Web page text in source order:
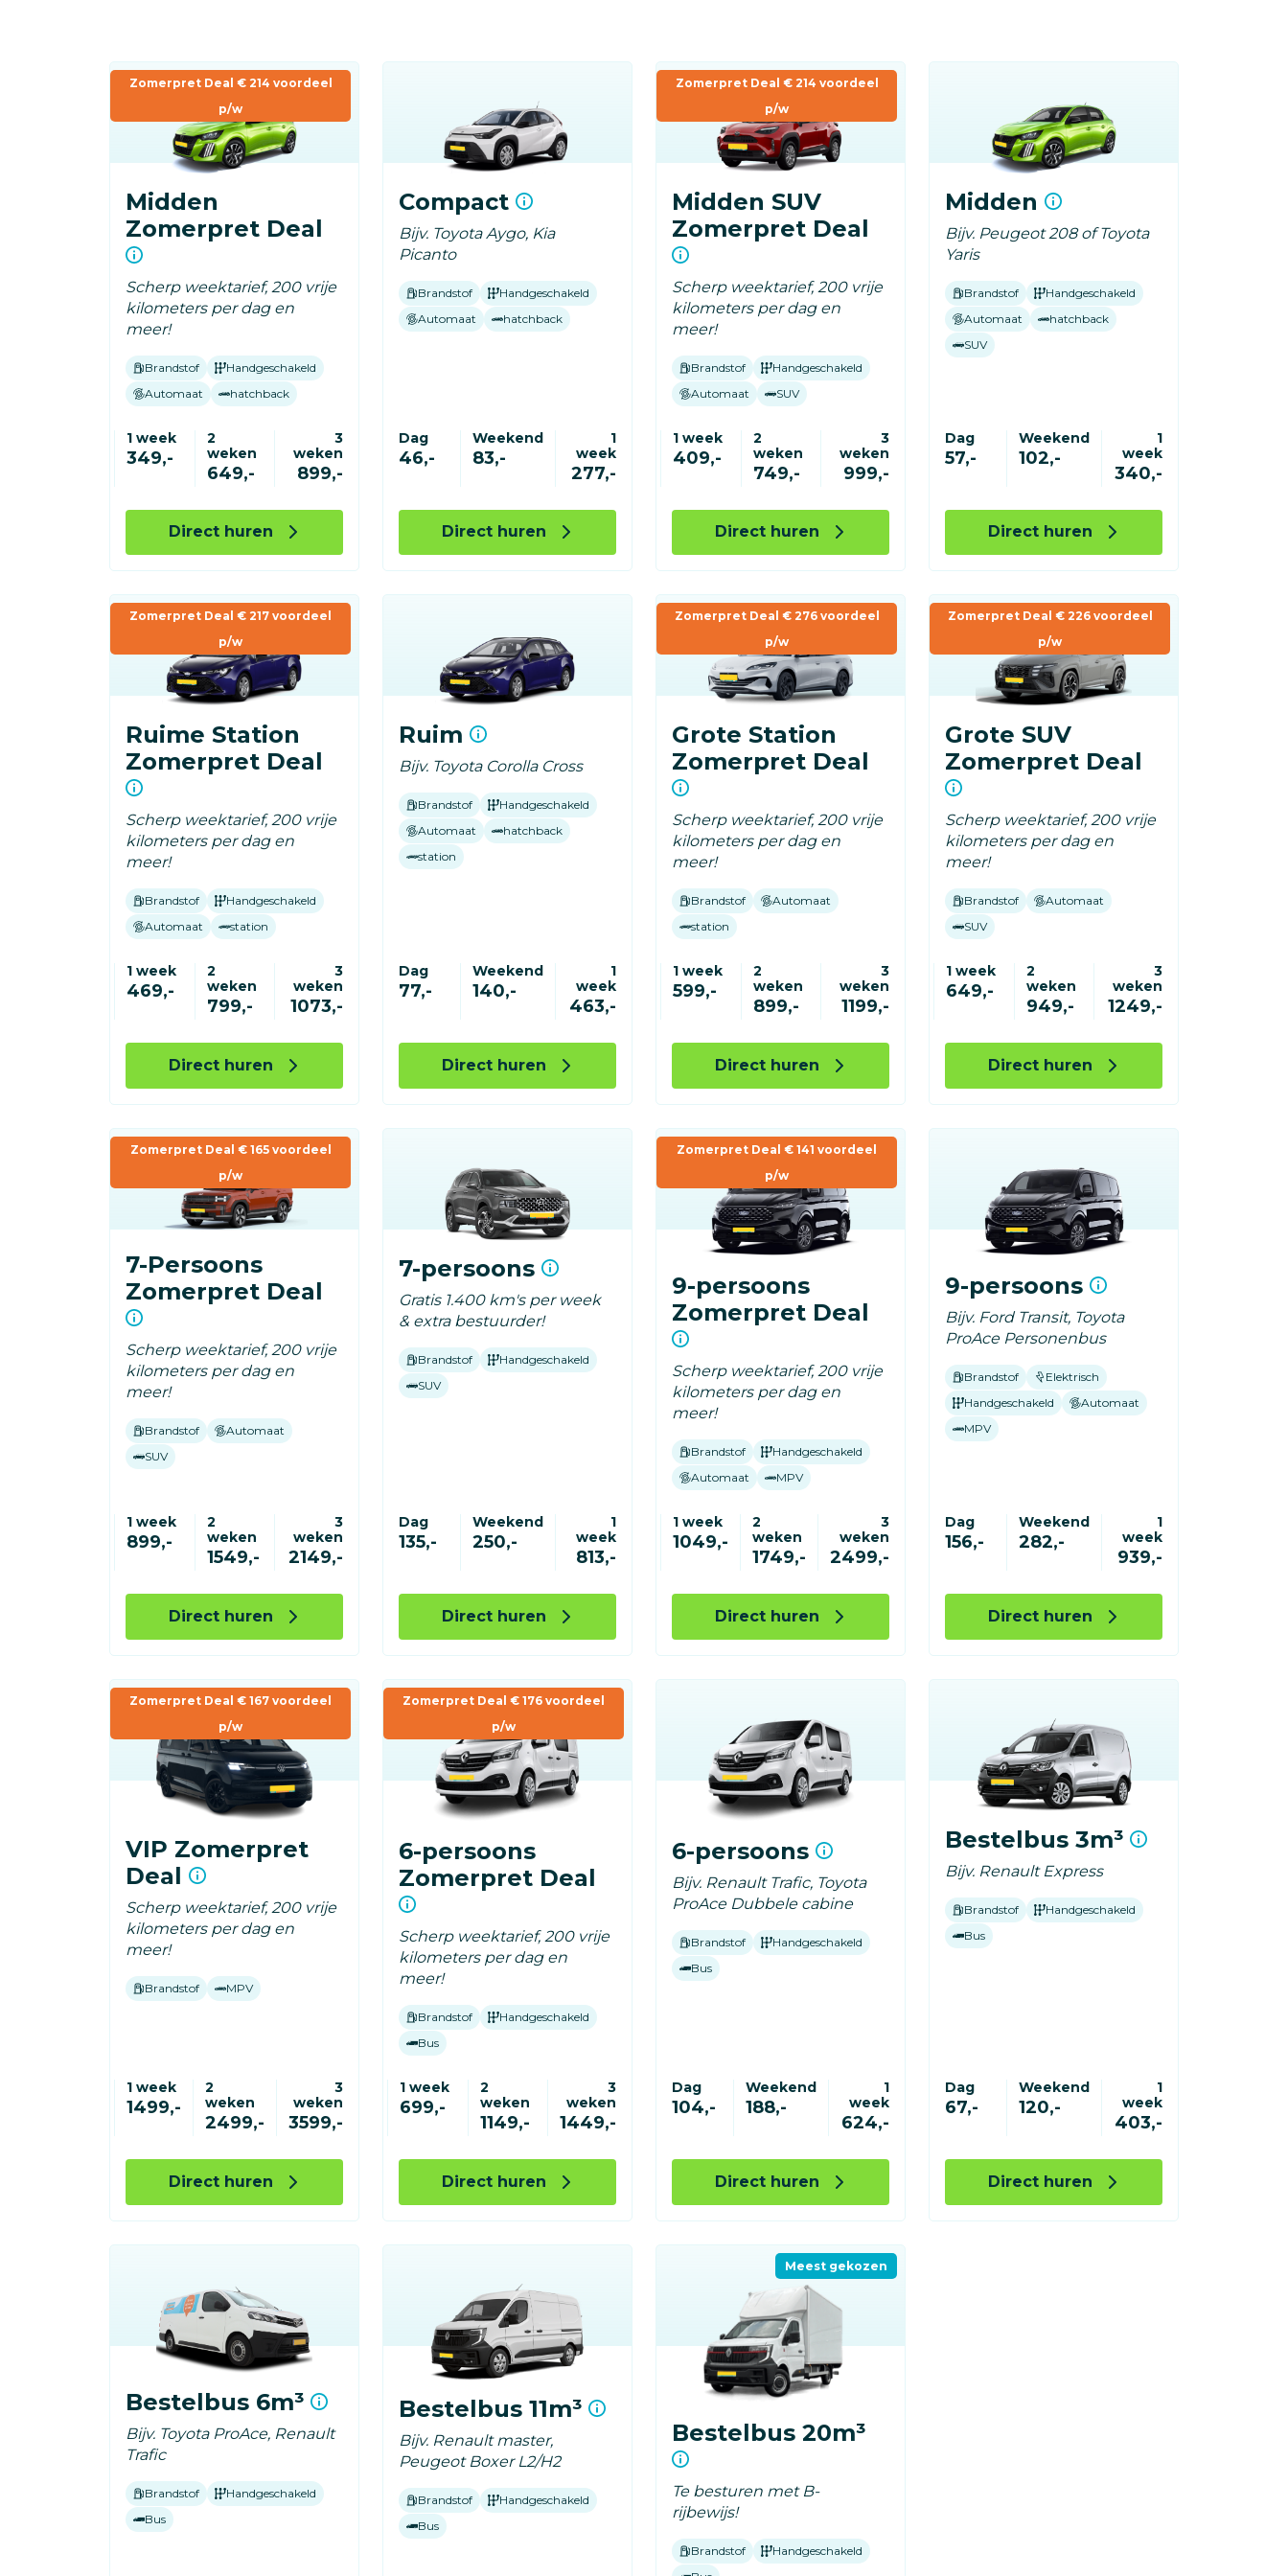
Zomerpret Deal € 214 voordeel
p/w
Midden
Zomerpret Deal
Scherp weektarief, 200 vrije
kilometers per dag en
meer!
Brandstof
Handgeschakeld
Automaat
hatchback
1 week
349,-
2
weken
649,-
3
weken
899,-
Direct huren
Compact
Bijv. Toyota Aygo, Kia
Picanto
Brandstof
Handgeschakeld
Automaat
hatchback
Dag
46,-
Weekend
83,-
1
week
277,-
Direct huren
Zomerpret Deal € 214 voordeel
p/w
Midden SUV
Zomerpret Deal
Scherp weektarief, 200 vrije
kilometers per dag en
meer!
Brandstof
Handgeschakeld
Automaat
SUV
1 week
409,-
2
weken
749,-
3
weken
999,-
Direct huren
Midden
Bijv. Peugeot 208 of Toyota
Yaris
Brandstof
Handgeschakeld
Automaat
hatchback
SUV
Dag
57,-
Weekend
102,-
1
week
340,-
Direct huren
Zomerpret Deal € 217 voordeel
p/w
Ruime Station
Zomerpret Deal
Scherp weektarief, 200 vrije
kilometers per dag en
meer!
Brandstof
Handgeschakeld
Automaat
station
1 week
469,-
2
weken
799,-
3
weken
1073,-
Direct huren
Ruim
Bijv. Toyota Corolla Cross
Brandstof
Handgeschakeld
Automaat
hatchback
station
Dag
77,-
Weekend
140,-
1
week
463,-
Direct huren
Zomerpret Deal € 276 voordeel
p/w
Grote Station
Zomerpret Deal
Scherp weektarief, 200 vrije
kilometers per dag en
meer!
Brandstof
Automaat
station
1 week
599,-
2
weken
899,-
3
weken
1199,-
Direct huren
Zomerpret Deal € 226 voordeel
p/w
Grote SUV
Zomerpret Deal
Scherp weektarief, 200 vrije
kilometers per dag en
meer!
Brandstof
Automaat
SUV
1 week
649,-
2
weken
949,-
3
weken
1249,-
Direct huren
Zomerpret Deal € 165 voordeel
p/w
7-Persoons
Zomerpret Deal
Scherp weektarief, 200 vrije
kilometers per dag en
meer!
Brandstof
Automaat
SUV
1 week
899,-
2
weken
1549,-
3
weken
2149,-
Direct huren
7-persoons
Gratis 1.400 km's per week
& extra bestuurder!
Brandstof
Handgeschakeld
SUV
Dag
135,-
Weekend
250,-
1
week
813,-
Direct huren
Zomerpret Deal € 141 voordeel
p/w
9-persoons
Zomerpret Deal
Scherp weektarief, 200 vrije
kilometers per dag en
meer!
Brandstof
Handgeschakeld
Automaat
MPV
1 week
1049,-
2
weken
1749,-
3
weken
2499,-
Direct huren
9-persoons
Bijv. Ford Transit, Toyota
ProAce Personenbus
Brandstof
Elektrisch
Handgeschakeld
Automaat
MPV
Dag
156,-
Weekend
282,-
1
week
939,-
Direct huren
Zomerpret Deal € 167 voordeel
p/w
VIP Zomerpret
Deal
Scherp weektarief, 200 vrije
kilometers per dag en
meer!
Brandstof MPV
1 week
1499,-
2
weken
2499,-
3
weken
3599,-
Direct huren
Zomerpret Deal € 176 voordeel
p/w
6-persoons
Zomerpret Deal
Scherp weektarief, 200 vrije
kilometers per dag en
meer!
Brandstof
Handgeschakeld
Bus
1 week
699,-
2
weken
1149,-
3
weken
1449,-
Direct huren
6-persoons
Bijv. Renault Trafic, Toyota
ProAce Dubbele cabine
Brandstof
Handgeschakeld
Bus
Dag
104,-
Weekend
188,-
1
week
624,-
Direct huren
Bestelbus 3m³
Bijv. Renault Express
Brandstof
Handgeschakeld
Bus
Dag
67,-
Weekend
120,-
1
week
403,-
Direct huren
Bestelbus 6m³
Bijv. Toyota ProAce, Renault
Trafic
Brandstof
Handgeschakeld
Bus
Bestelbus 11m³
Bijv. Renault master,
Peugeot Boxer L2/H2
Brandstof
Handgeschakeld
Bus
Meest gekozen
Bestelbus 20m³
Te besturen met B-
rijbewijs!
Brandstof
Handgeschakeld